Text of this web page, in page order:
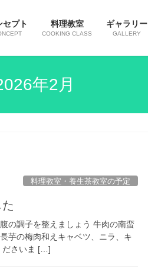
セプト 料理教室
COOKING CLASS
ギャラリー
GALLERY
年2月
料理教室・養生茶教室の予定
の調子を整えましょう 牛肉の南蛮
の梅肉和えキャベツ、ニラ、キ
ださいま […]